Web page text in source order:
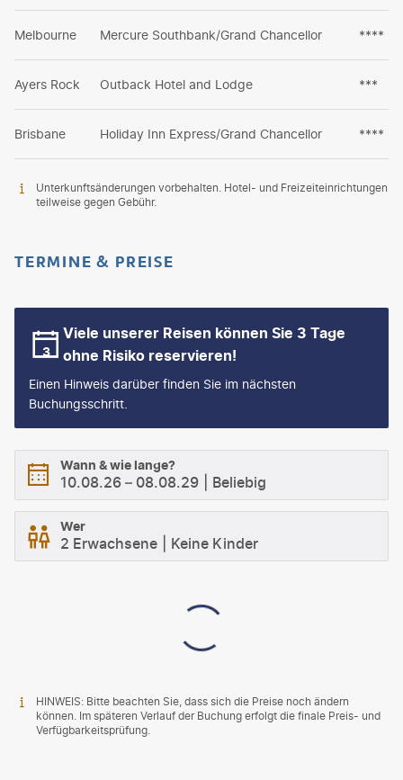
Melbourne Mercure Southbank/Grand Chancellor ****
Ayers Rock Outback Hotel and Lodge ***
Brisbane Holiday Inn Express/Grand Chancellor ****
Unterkunftsänderungen vorbehalten. Hotel- und Freizeiteinrichtungen
teilweise gegen Gebühr.
TERMINE & PREISE
Viele unserer Reisen können Sie 3 Tage
ohne Risiko reservieren!
Einen Hinweis darüber finden Sie im nächsten
Buchungsschritt.
Wann & wie lange?
10.08.26 – 08.08.29 Beliebig
Wer
2 Erwachsene Keine Kinder
HINWEIS: Bitte beachten Sie, dass sich die Preise noch ändern
können. Im späteren Verlauf der Buchung erfolgt die finale Preis- und
Verfügbarkeitsprüfung.